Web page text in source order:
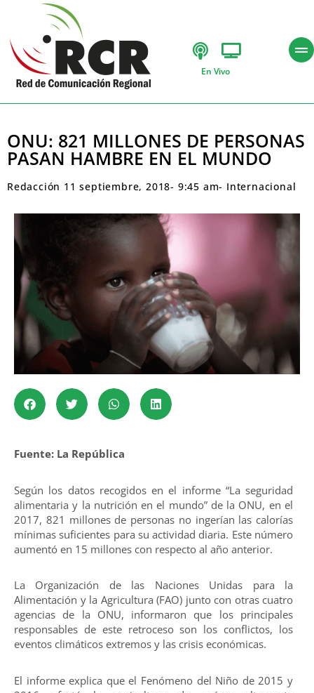
En Vivo
ONU: 821 MILLONES DE PERSONAS
PASAN HAMBRE EN EL MUNDO
Redacción 11 septiembre, 2018- 9:45 am- Internacional
Fuente: La República
Según los datos recogidos en el informe “La seguridad
alimentaria y la nutrición en el mundo” de la ONU, en el
2017, 821 millones de personas no ingerían las calorías
mínimas suficientes para su actividad diaria. Este número
aumentó en 15 millones con respecto al año anterior.
La Organización de las Naciones Unidas para la
Alimentación y la Agricultura (FAO) junto con otras cuatro
agencias de la ONU, informaron que los principales
responsables de este retroceso son los conflictos, los
eventos climáticos extremos y las crisis económicas.
El informe explica que el Fenómeno del Niño de 2015 y